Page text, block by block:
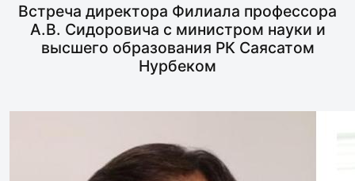
Встреча директора Филиала профессора
А.В. Сидоровича с министром науки и
высшего образования РК Саясатом
Нурбеком